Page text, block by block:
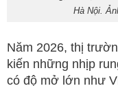
Hà Nội.
Năm 2026, thị
kiến những nhịp
có độ mở lớn như